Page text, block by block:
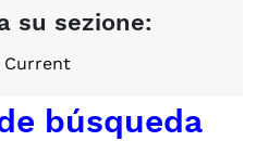
su sezione:
Current
búsqueda